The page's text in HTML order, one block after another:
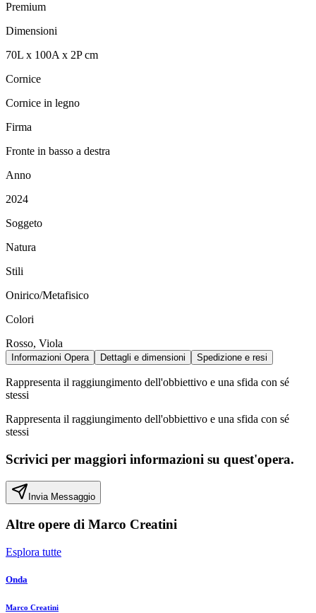
Premium
Dimensioni
70L x 100A x 2Pcm
Cornice
Cornice in legno
Firma
Fronte in basso a destra
Anno
2024
Soggeto
Natura
Stili
Onirico/Metafisico
Colori
Rosso, Viola
Informazioni Opera Dettagli e dimensioni Spedizione e resi
Rappresenta il raggiungimento dell'obbiettivo e una sfida con sé
stessi
Rappresenta il raggiungimento dell'obbiettivo e una sfida con sé
stessi
Scrivici per maggiori informazioni su quest'opera.
Invia Messaggio
Altre opere di Marco Creatini
Esplora tutte
Onda
Marco Creatini